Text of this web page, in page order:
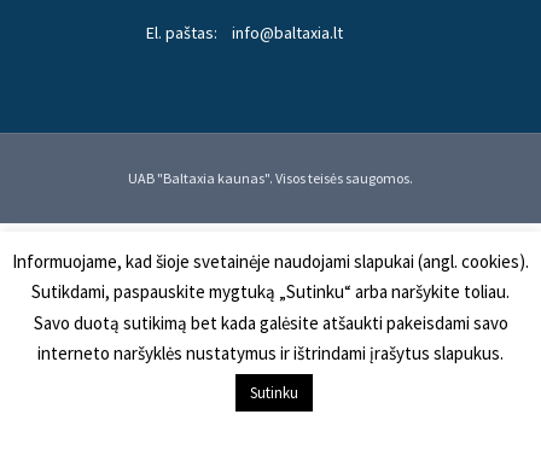
El. paštas:
info@baltaxia.lt
UAB "Baltaxia kaunas". Visos teisės saugomos.
Informuojame, kad šioje svetainėje naudojami slapukai (angl. cookies).
Sutikdami, paspauskite mygtuką „Sutinku“ arba naršykite toliau.
Savo duotą sutikimą bet kada galėsite atšaukti pakeisdami savo
interneto naršyklės nustatymus ir ištrindami įrašytus slapukus.
Sutinku